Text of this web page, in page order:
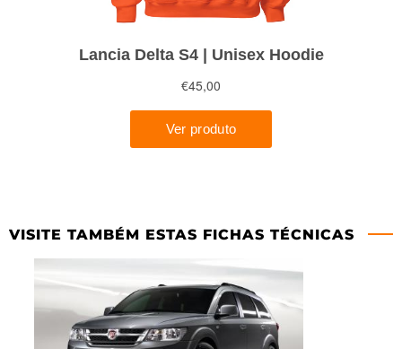
VISITE TAMBÉM ESTAS FICHAS TÉCNICAS